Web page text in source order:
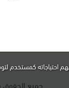
جميع الحقوق
احتياجاته كمستخدم